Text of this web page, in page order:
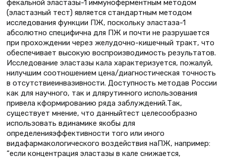
фекальной эластазы-1 иммуноферментным методом
(эластазный тест) является стандартным методом
исследования функции ПЖ, поскольку эластаза-1
абсолютно специфична для ПЖ и почти не разрушается
при прохождении через желудочно-кишечный тракт, что
обеспечивает высокую воспроизводимость результатов.
Исследование эластазы кала характеризуется, пожалуй,
нилучшим соотношением цена/диагностическая точность
в отсутствиеинвазивности. Доступность методав России
как для научного, так и длярутинного использования
привела кформированию ряда заблуждений.Так,
существует мнение, что данныйтест целесообразно
использовать вдинамике якобы для
определенияэффективности того или иного
видафармакологического воздействия наПЖ, например:
“если концентрация эластазы в кале снижается,